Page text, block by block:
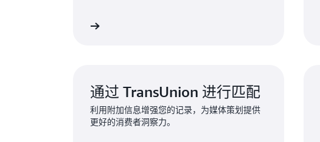
通过 TransUnion 进行匹配
利用附加信息增强您的记录，为媒体策划提供
更好的消费者洞察力。